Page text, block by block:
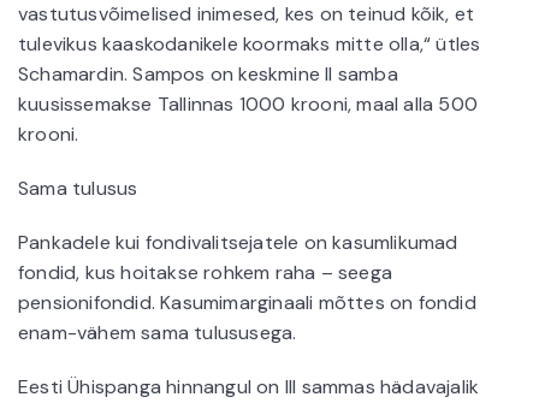
vastutusvõimelised inimesed, kes on teinud kõik, et
tulevikus kaaskodanikele koormaks mitte olla,“ ütles
Schamardin. Sampos on keskmine II samba
kuusissemakse Tallinnas 1000 krooni, maal alla 500
krooni.
Sama tulusus
Pankadele kui fondivalitsejatele on kasumlikumad
fondid, kus hoitakse rohkem raha – seega
pensionifondid. Kasumimarginaali mõttes on fondid
enam-vähem sama tulususega.
Eesti Ühispanga hinnangul on III sammas hädavajalik